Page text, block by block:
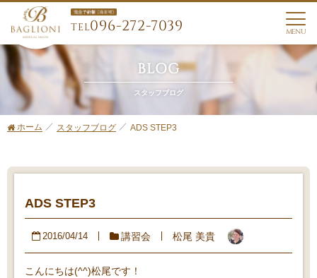
TEL096-272-7039 MENU
BLOG
スタッフブログ
ホーム スタッフブログ ADS STEP3
ADS STEP3
2016/04/14 講習会 松尾 美貴
こんにちは(^^)松尾です！